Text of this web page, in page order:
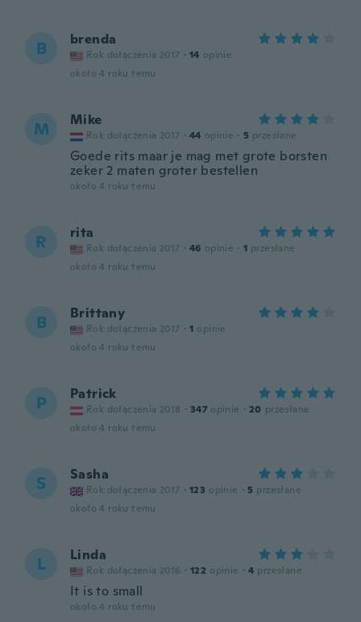
B brenda
Rok dołączenia 2017 · 14 opinie
około 4 roku temu
M Mike
Rok dołączenia 2017 · 44 opinie · 5 przesłane
Goede rits maar je mag met grote borsten
zeker 2 maten groter bestellen
około 4 roku temu
R rita
Rok dołączenia 2017 · 46 opinie · 1 przesłane
około 4 roku temu
B Brittany
Rok dołączenia 2017 · 1 opinie
około 4 roku temu
P Patrick
Rok dołączenia 2018 · 347 opinie · 20 przesłane
około 4 roku temu
S Sasha
Rok dołączenia 2017 · 123 opinie · 5 przesłane
około 4 roku temu
L Linda
Rok dołączenia 2016 · 122 opinie · 4 przesłane
It is to small
około 4 roku temu